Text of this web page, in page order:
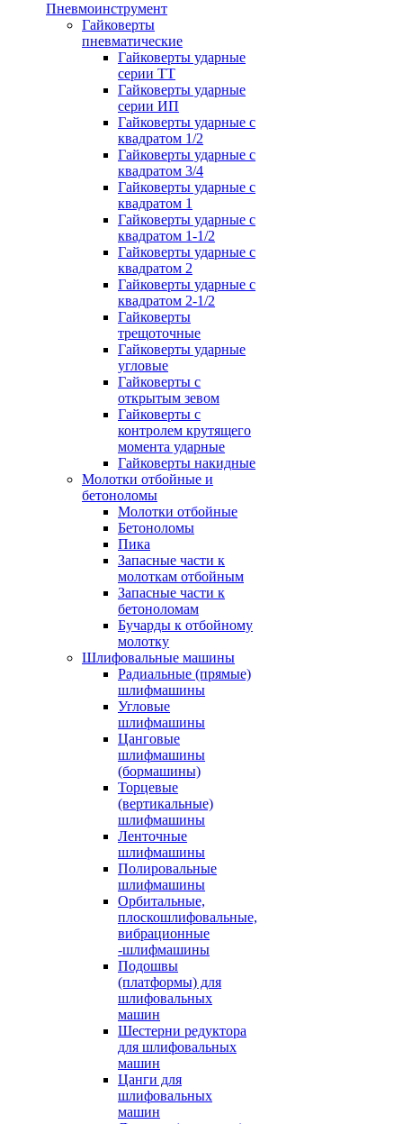
Пневмоинструмент
Гайковерты
пневматические
Гайковерты ударные
серии ТТ
Гайковерты ударные
серии ИП
Гайковерты ударные с
квадратом 1/2
Гайковерты ударные с
квадратом 3/4
Гайковерты ударные с
квадратом 1
Гайковерты ударные с
квадратом 1-1/2
Гайковерты ударные с
квадратом 2
Гайковерты ударные с
квадратом 2-1/2
Гайковерты
трещоточные
Гайковерты ударные
угловые
Гайковерты с
открытым зевом
Гайковерты с
контролем крутящего
момента ударные
Гайковерты накидные
Молотки отбойные и
бетоноломы
Молотки отбойные
Бетоноломы
Пика
Запасные части к
молоткам отбойным
Запасные части к
бетоноломам
Бучарды к отбойному
молотку
Шлифовальные машины
Радиальные (прямые)
шлифмашины
Угловые
шлифмашины
Цанговые
шлифмашины
(бормашины)
Торцевые
(вертикальные)
шлифмашины
Ленточные
шлифмашины
Полировальные
шлифмашины
Орбитальные,
плоскошлифовальные,
вибрационные
-шлифмашины
Подошвы
(платформы) для
шлифовальных
машин
Шестерни редуктора
для шлифовальных
машин
Цанги для
шлифовальных
машин